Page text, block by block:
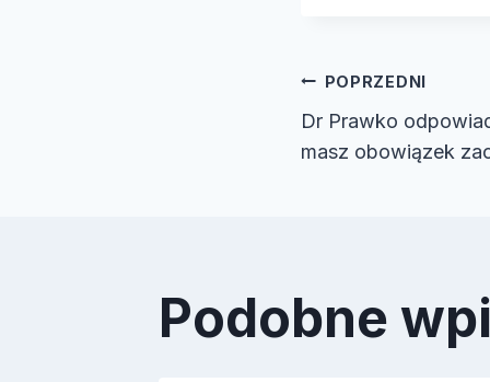
wpisu
POPRZEDNI
Dr Prawko
masz obowiązek
Podobne